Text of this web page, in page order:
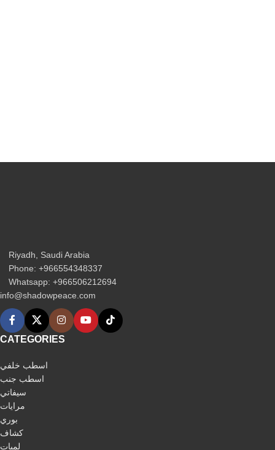
Riyadh, Saudi Arabia
Phone: +966554348337
Whatsapp: +966506212694‬
info@shadowpeace.com
CATEGORIES
اسطب خلفي
اسطب جنب
سيفاتي
مرايات
بوري
كشاف
لمبات